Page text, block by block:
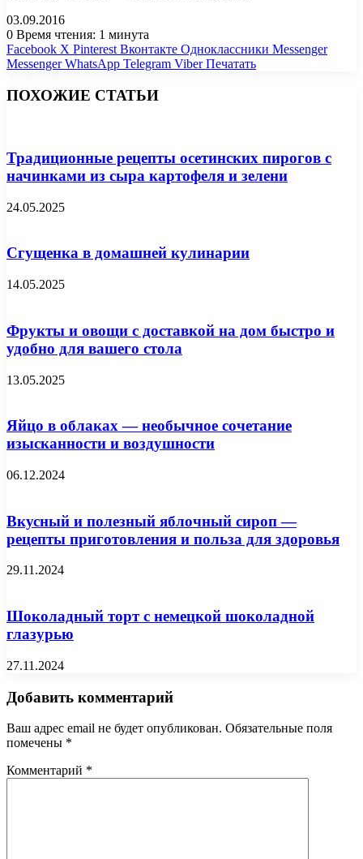
03.09.2016
0 Время чтения: 1 минута
Facebook X Pinterest Вконтакте Одноклассники Messenger
Messenger WhatsApp Telegram Viber Печатать
ПОХОЖИЕ СТАТЬИ
Традиционные рецепты осетинских пирогов с
начинками из сыра картофеля и зелени
24.05.2025
Сгущенка в домашней кулинарии
14.05.2025
Фрукты и овощи с доставкой на дом быстро и
удобно для вашего стола
13.05.2025
Яйцо в облаках — необычное сочетание
изысканности и воздушности
06.12.2024
Вкусный и полезный яблочный сироп —
рецепты приготовления и польза для здоровья
29.11.2024
Шоколадный торт с немецкой шоколадной
глазурью
27.11.2024
Добавить комментарий
Ваш адрес email не будет опубликован. Обязательные поля
помечены *
Комментарий *